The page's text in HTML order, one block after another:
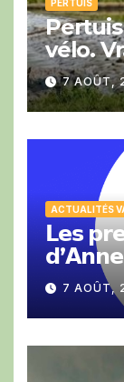
PERTUIS
vélo.
7 AOÛT,
ACTUALITÉS
𝗟𝗲𝘀
7 AOÛT,